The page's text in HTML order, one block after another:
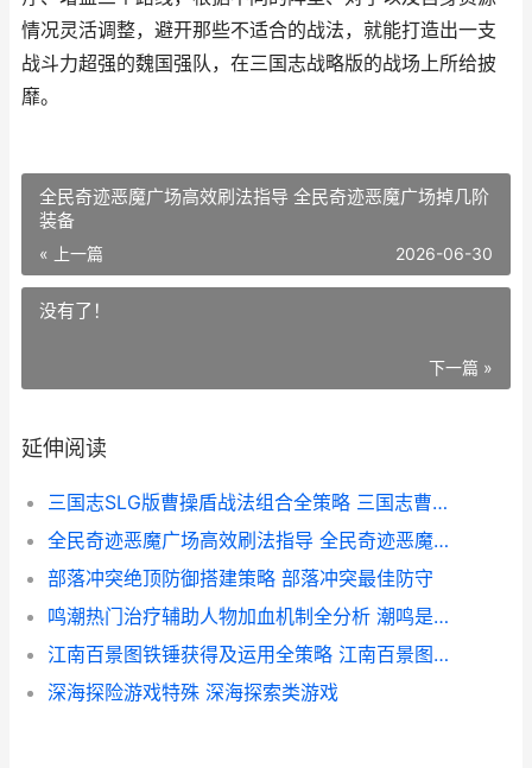
情况灵活调整，避开那些不适合的战法，就能打造出一支
战斗力超强的魏国强队，在三国志战略版的战场上所给披
靡。
全民奇迹恶魔广场高效刷法指导 全民奇迹恶魔广场掉几阶
装备
« 上一篇 2026-06-30
没有了！
下一篇 »
延伸阅读
三国志SLG版曹操盾战法组合全策略 三国志曹操单机版攻略
全民奇迹恶魔广场高效刷法指导 全民奇迹恶魔广场掉几阶装备
部落冲突绝顶防御搭建策略 部落冲突最佳防守
鸣潮热门治疗辅助人物加血机制全分析 潮鸣是啥意思
江南百景图铁锤获得及运用全策略 江南百景图铁锤子
深海探险游戏特殊 深海探索类游戏